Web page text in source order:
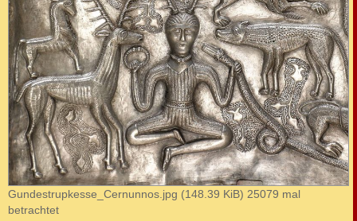
Gundestrupkesse_Cernunnos.jpg (148.39 KiB) 25079 mal
betrachtet